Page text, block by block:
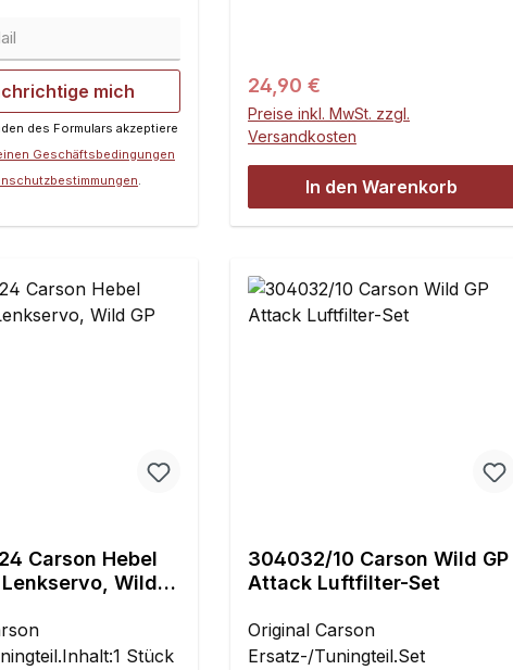
mich
des Formulars akzeptiere
Geschäftsbedingungen
.
Regulärer Preis:
24,90 €
Preise inkl. MwSt. zzgl.
Versandkosten
In den Warenkorb
Carson Hebel
Wild
Stück
304032/10 Carson Wild GP
Attack Luftfilter-Set
Original Carson
Ersatz-/Tuningteil.Set